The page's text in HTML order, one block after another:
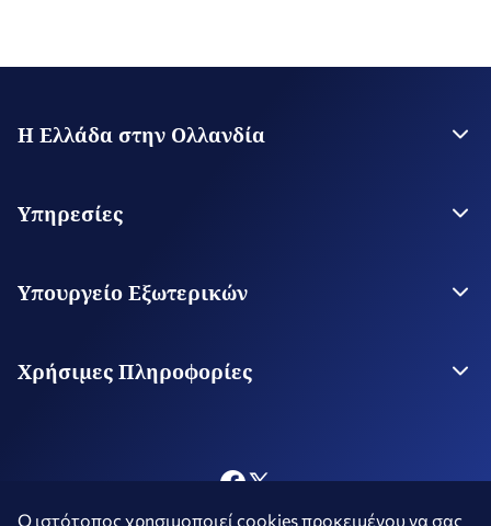
Η Ελλάδα στην Ολλανδία
Επικοινωνία
Υπηρεσίες
Υπηρεσίες για τον Πολίτη
Ψηφιακές Προξενικές Υπηρεσίες
Υπουργείο Εξωτερικών
Οι Αρχές μας στον Κόσμο
Χρήσιμες Πληροφορίες
Ο ιστότοπος χρησιμοποιεί cookies προκειμένου να σας